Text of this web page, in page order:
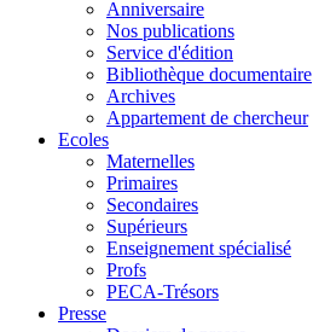
Anniversaire
Nos publications
Service d'édition
Bibliothèque documentaire
Archives
Appartement de chercheur
Ecoles
Maternelles
Primaires
Secondaires
Supérieurs
Enseignement spécialisé
Profs
PECA-Trésors
Presse